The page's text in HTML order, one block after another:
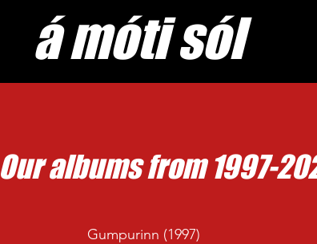
​á móti sól
Our albums from 1997-
Gumpurinn (1997)